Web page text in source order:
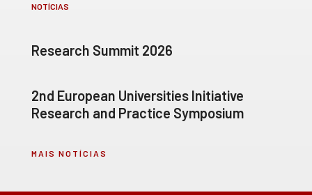
NOTÍCIAS
Research Summit 2026
2nd European Universities Initiative
Research and Practice Symposium
MAIS NOTÍCIAS